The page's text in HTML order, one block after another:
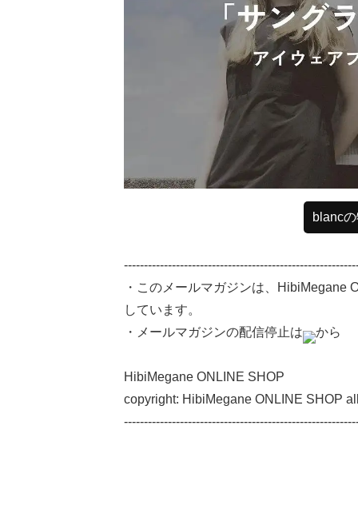
blanc
・このメールマガジンは、HibiMegane
しています。
・メールマガジンの配信停止は
から
HibiMegane ONLINE SHOP
copyright: HibiMegane ONLINE SHOP